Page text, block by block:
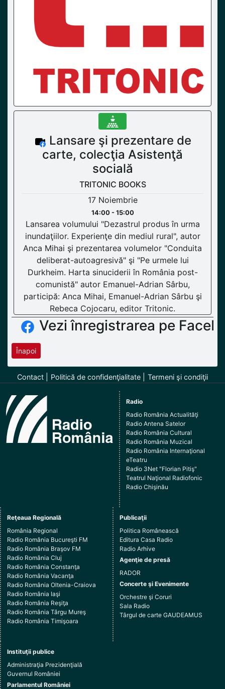
Lansare şi prezentare de
carte, colecţia Asistenţă
socială
TRITONIC BOOKS
17 Noiembrie
14:00 - 15:00
Lansarea volumului "Dezastrul produs în urma
inundaţiilor. Experienţe din mediul rural", autor
Anca Mihai şi prezentarea volumelor "Conduita
deliberat-autoagresivă" şi "Pe urmele lui
Durkheim. Harta sinuciderii în România post-
comunistă" autor Emanuel-Adrian Sârbu,
participă: Anca Mihai, Emanuel-Adrian Sârbu şi
Rebeca Cojocaru, editor Tritonic.
Vezi înregistrarea pe
Înapoi
Contact Politică de confidenţialitate Termeni şi condiţii
Radio
Radio România Actualităţi
Radio Antena Satelor
Radio România Cultural
Radio România Muzical
Radio România Internaţional
eTeatru
Radio 3Net "Florian Pitiş"
Teatrul Naţional Radiofonic
Radio Chişinău
Reţeaua Regională
România Regional
Radio România Bucureşti FM
Radio România Braşov FM
Radio România Cluj
Radio România Constanţa
Radio România Vacanţa
Radio România Oltenia-Craiova
Radio România Iaşi
Radio România Reşiţa
Radio România Târgu Mureş
Radio România Timişoara
Publicaţii
Politica Românească
Editura Casa Radio
Radio Arhive
Agenţie de presă
RADOR
Concerte şi Evenimente
Orchestre şi Coruri
Sala Radio
Târgul de carte GAUDEAMUS
Instituţii publice
Administraţia Prezidenţială
Guvernul României
Parlamentul României